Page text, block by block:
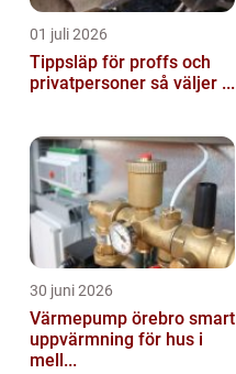
01 juli 2026
Tippsläp för proffs och
privatpersoner så väljer ...
30 juni 2026
Värmepump örebro smart
uppvärmning för hus i
mell...